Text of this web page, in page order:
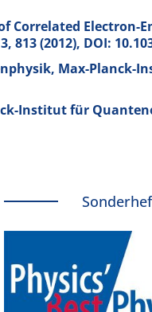
Correlated Electron-
3, 813 (2012), DOI:
Max-Planck-
Institut für